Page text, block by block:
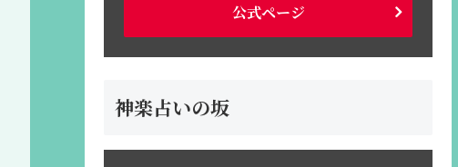
公式ページ
神楽占いの坂